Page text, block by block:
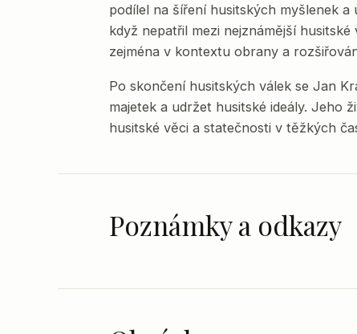
podílel na šíření husitských myšlenek
když nepatřil mezi nejznámější
zejména v kontextu obrany a
Po skončení husitských válek se Jan
majetek a udržet husitské ideály. Jeho
husitské věci a statečnosti v těžkých
Poznámky a odkazy